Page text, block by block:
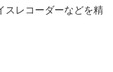
スレコーダーなどを精